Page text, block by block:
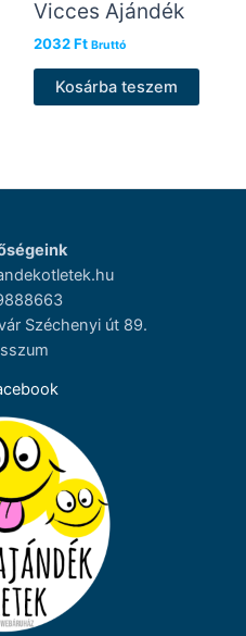
Vicces Ajándék
2032Ft Bruttó
Kosárba teszem
Széchenyi út 89.